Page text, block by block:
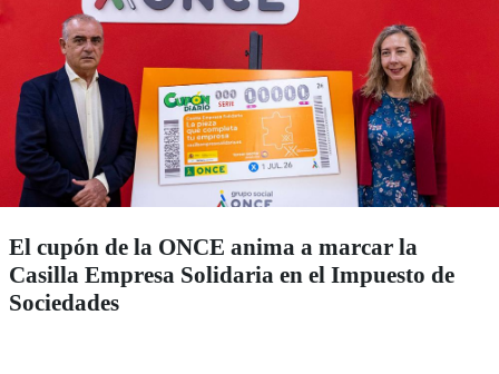
El cupón de la ONCE anima a marcar la
Casilla Empresa Solidaria en el Impuesto de
Sociedades